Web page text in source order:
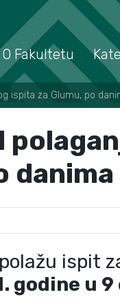
O Fakultetu
ispita za Glumu, po
ispit
godine u 9